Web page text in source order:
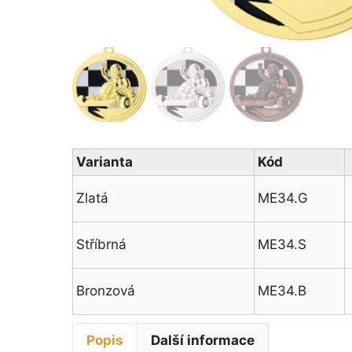
Varianta Kód
Zlatá ME34.G
Stříbrná ME34.S
Bronzová ME34.B
Popis Další informace